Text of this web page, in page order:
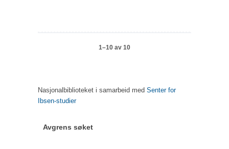
1–10 av 10
Nasjonalbiblioteket i samarbeid med Senter for
Ibsen-studier
Avgrens søket